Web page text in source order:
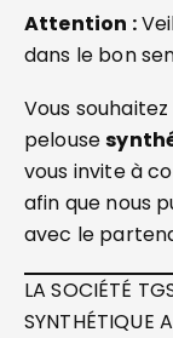
Attention :
dans le bon
Vous
pelouse
vous invite à
afin que nous
avec le
LA SOCIÉTÉ
SYNTHÉTIQUE